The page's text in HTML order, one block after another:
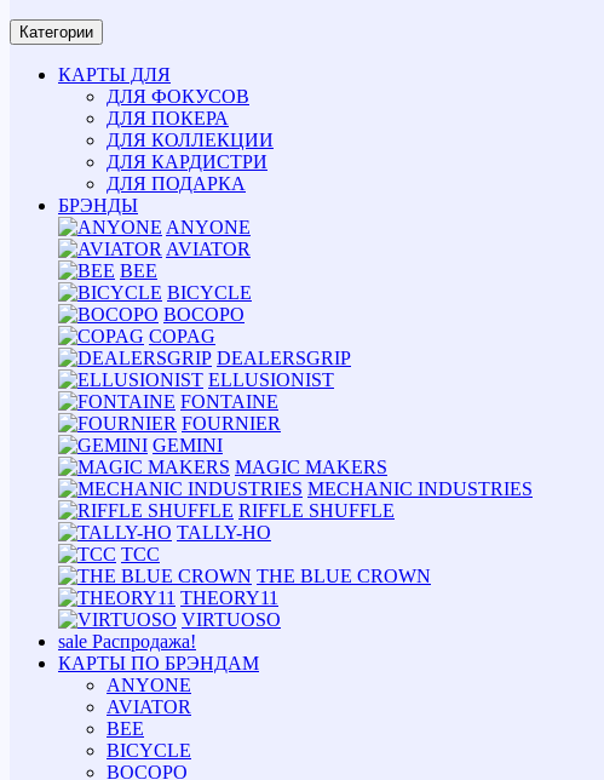
Категории
КАРТЫ ДЛЯ
ДЛЯ ФОКУСОВ
ДЛЯ ПОКЕРА
ДЛЯ КОЛЛЕКЦИИ
ДЛЯ КАРДИСТРИ
ДЛЯ ПОДАРКА
БРЭНДЫ
ANYONE
AVIATOR
BEE
BICYCLE
BOCOPO
COPAG
DEALERSGRIP
ELLUSIONIST
FONTAINE
FOURNIER
GEMINI
MAGIC MAKERS
MECHANIC INDUSTRIES
RIFFLE SHUFFLE
TALLY-HO
TCC
THE BLUE CROWN
THEORY11
VIRTUOSO
sale Распродажа!
КАРТЫ ПО БРЭНДАМ
ANYONE
AVIATOR
BEE
BICYCLE
BOCOPO